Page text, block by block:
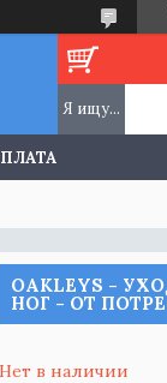
OAKLEYS -
НОГ - ОТ
Нет в наличии